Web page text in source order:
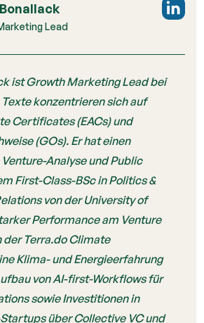
Lead
ist Growth Marketing Lead bei
konzentrieren sich auf
Certificates (EACs) und
(GOs). Er hat einen
Analyse und Public
First-Class-BSc in Politics &
von der University of
Performance am Venture
der Terra.do Climate
Klima- und Energieerfahrung
von AI-first-Workflows für
sowie Investitionen in
über Collective VC und